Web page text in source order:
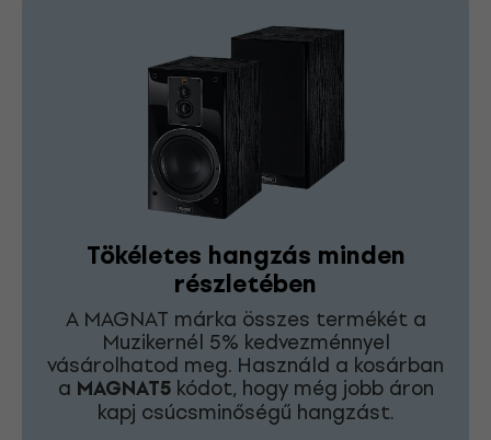
Tökéletes hangzás minden
részletében
A MAGNAT márka összes termékét a
Muzikernél 5% kedvezménnyel
vásárolhatod meg. Használd a kosárban
a MAGNAT5kódot, hogy még jobb áron
kapj csúcsminőségű hangzást.